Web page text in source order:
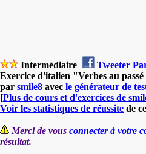
Intermédiaire Tweeter
Exercice d'italien "Verbes au
par smile8 avec le générateur de
[Plus de cours et d'exercices de
Voir les statistiques de réussite de
Merci de vous connecter à votre
résultat.